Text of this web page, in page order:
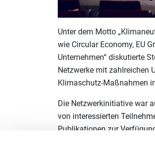
Unter dem Motto
wie Circular Economy, EU
Unternehmen“ diskutierte
Netzwerke mit zahlreichen
Klimaschutz-Maßnahmen
Die Netzwerkinitiative war
von interessierten
Publikationen zur